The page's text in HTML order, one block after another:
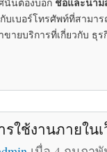
บเบอร์โทรศัพท์ที่สามา
ายบริการที่เกี่ยวกับ ธุร
งคับในการใช้ห้อง
ใช้งานภายใน